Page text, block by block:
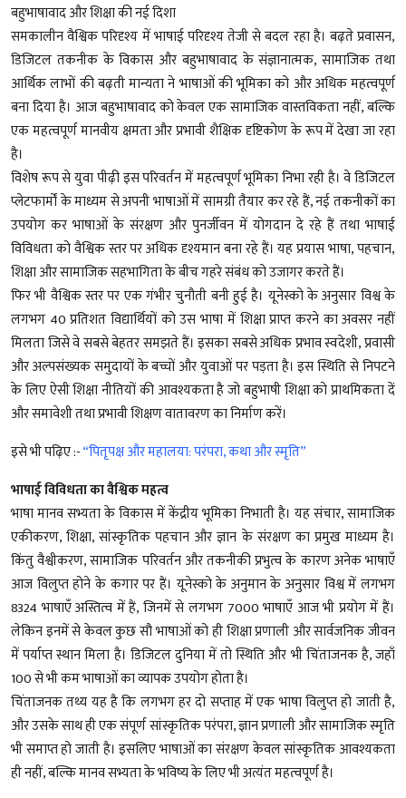
बहुभाषावाद और शिक्षा की नई दिशा
समकालीन वैश्विक परिदृश्य में भाषाई परिदृश्य तेजी से बदल रहा है। बढ़ते प्रवासन,
डिजिटल तकनीक के विकास और बहुभाषावाद के संज्ञानात्मक, सामाजिक तथा
आर्थिक लाभों की बढ़ती मान्यता ने भाषाओं की भूमिका को और अधिक महत्वपूर्ण
बना दिया है। आज बहुभाषावाद को केवल एक सामाजिक वास्तविकता नहीं, बल्कि
एक महत्वपूर्ण मानवीय क्षमता और प्रभावी शैक्षिक दृष्टिकोण के रूप में देखा जा रहा
है।
विशेष रूप से युवा पीढ़ी इस परिवर्तन में महत्वपूर्ण भूमिका निभा रही है। वे डिजिटल
प्लेटफार्मों के माध्यम से अपनी भाषाओं में सामग्री तैयार कर रहे हैं, नई तकनीकों का
उपयोग कर भाषाओं के संरक्षण और पुनर्जीवन में योगदान दे रहे हैं तथा भाषाई
विविधता को वैश्विक स्तर पर अधिक दृश्यमान बना रहे हैं। यह प्रयास भाषा, पहचान,
शिक्षा और सामाजिक सहभागिता के बीच गहरे संबंध को उजागर करते हैं।
फिर भी वैश्विक स्तर पर एक गंभीर चुनौती बनी हुई है। यूनेस्को के अनुसार विश्व के
लगभग 40 प्रतिशत विद्यार्थियों को उस भाषा में शिक्षा प्राप्त करने का अवसर नहीं
मिलता जिसे वे सबसे बेहतर समझते हैं। इसका सबसे अधिक प्रभाव स्वदेशी, प्रवासी
और अल्पसंख्यक समुदायों के बच्चों और युवाओं पर पड़ता है। इस स्थिति से निपटने
के लिए ऐसी शिक्षा नीतियों की आवश्यकता है जो बहुभाषी शिक्षा को प्राथमिकता दें
और समावेशी तथा प्रभावी शिक्षण वातावरण का निर्माण करें।
इसे भी पढ़िए :-“पितृपक्ष और महालया: परंपरा, कथा और स्मृति”
भाषाई विविधता का वैश्विक महत्व
भाषा मानव सभ्यता के विकास में केंद्रीय भूमिका निभाती है। यह संचार, सामाजिक
एकीकरण, शिक्षा, सांस्कृतिक पहचान और ज्ञान के संरक्षण का प्रमुख माध्यम है।
किंतु वैश्वीकरण, सामाजिक परिवर्तन और तकनीकी प्रभुत्व के कारण अनेक भाषाएँ
आज विलुप्त होने के कगार पर हैं। यूनेस्को के अनुमान के अनुसार विश्व में लगभग
8324 भाषाएँ अस्तित्व में हैं, जिनमें से लगभग 7000 भाषाएँ आज भी प्रयोग में हैं।
लेकिन इनमें से केवल कुछ सौ भाषाओं को ही शिक्षा प्रणाली और सार्वजनिक जीवन
में पर्याप्त स्थान मिला है। डिजिटल दुनिया में तो स्थिति और भी चिंताजनक है, जहाँ
100 से भी कम भाषाओं का व्यापक उपयोग होता है।
चिंताजनक तथ्य यह है कि लगभग हर दो सप्ताह में एक भाषा विलुप्त हो जाती है,
और उसके साथ ही एक संपूर्ण सांस्कृतिक परंपरा, ज्ञान प्रणाली और सामाजिक स्मृति
भी समाप्त हो जाती है। इसलिए भाषाओं का संरक्षण केवल सांस्कृतिक आवश्यकता
ही नहीं, बल्कि मानव सभ्यता के भविष्य के लिए भी अत्यंत महत्वपूर्ण है।